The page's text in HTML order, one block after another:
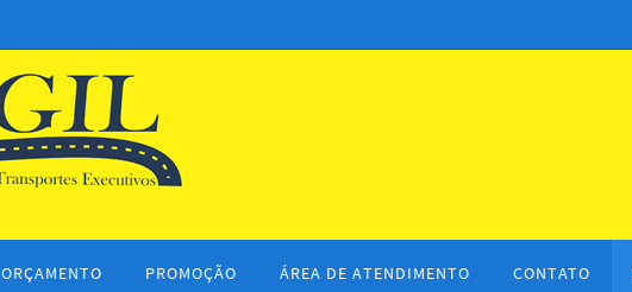
ORÇAMENTO PROMOÇÃO ÁREA DE ATENDIMENTO CONTATO